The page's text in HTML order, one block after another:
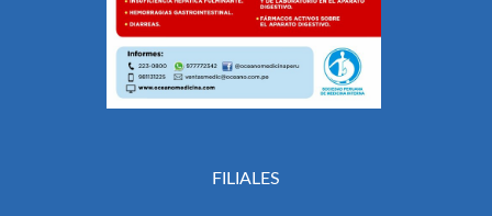
FILIALES